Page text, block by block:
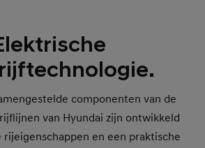
componenten van de
van Hyundai zijn ontwikkeld
en een praktische